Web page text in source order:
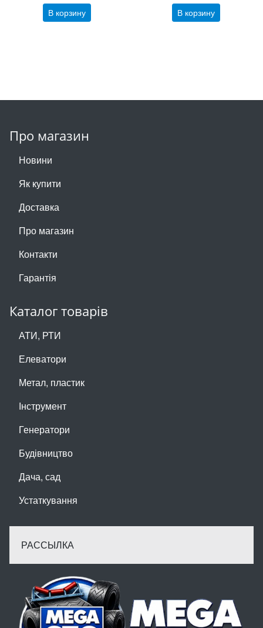
В корзину В корзину
Про магазин
Новини
Як купити
Доставка
Про магазин
Контакти
Гарантія
Каталог товарів
АТИ, РТИ
Елеватори
Метал, пластик
Інструмент
Генератори
Будівництво
Дача, сад
Устаткування
РАССЫЛКА